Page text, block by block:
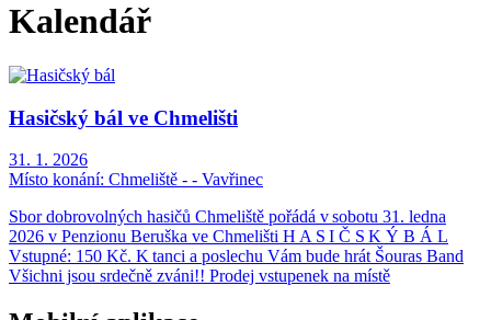
Kalendář
Hasičský bál ve Chmelišti
31. 1. 2026
Místo konání: Chmeliště - - Vavřinec
Sbor dobrovolných hasičů Chmeliště pořádá v sobotu 31. ledna
2026 v Penzionu Beruška ve Chmelišti H A S I Č S K Ý B Á L
Vstupné: 150 Kč. K tanci a poslechu Vám bude hrát Šouras Band
Všichni jsou srdečně zváni!! Prodej vstupenek na místě